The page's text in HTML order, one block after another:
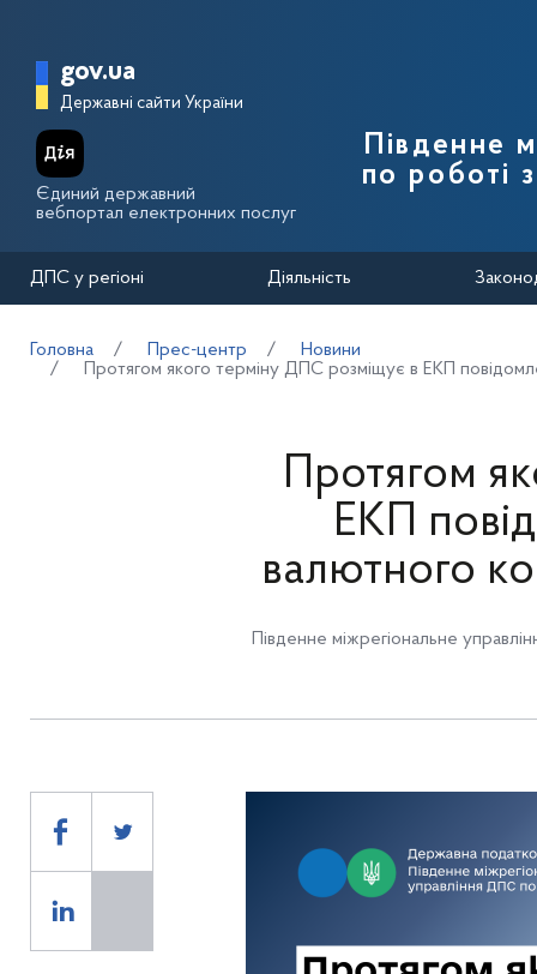
Головна сторінка Державної
gov.ua
Державні сайти України
Єдиний державний
вебпортал електронних послуг
Південне
по роботі
ДПС у регіоні Діяльність
Головна Прес-центр
Новини
Протягом якого терміну ДПС розміщує в ЕКП
Протягом
ЕКП
валютного
Південне міжрегіональне